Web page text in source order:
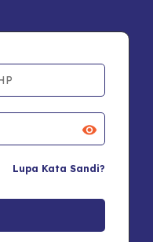
Lupa Kata Sandi?